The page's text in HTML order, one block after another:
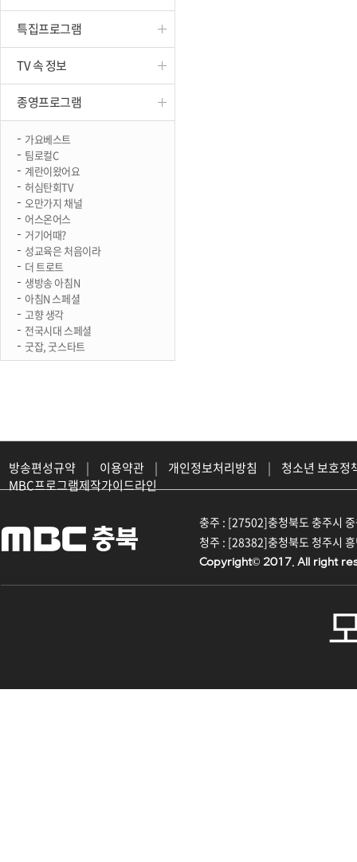
특집프로그램
TV 속 정보
종영프로그램
가요베스트
팀로컬C
계란이왔어요
허심탄회TV
오만가지 채널
어스온어스
거기어때?
성교육은 처음이라
더 트로트
생방송 아침N
아침N 스페셜
고향 생각
전국시대 스페셜
굿잡, 굿스타트
방송편성규약 | 이용약관 | 개인정보처리방침 |
청소년 보호정
MBC프로그램제작가이드라인
충주 : [27502]충청북도 충주시
청주 : [28382]충청북도 청주시
Copyright© 2017. All right